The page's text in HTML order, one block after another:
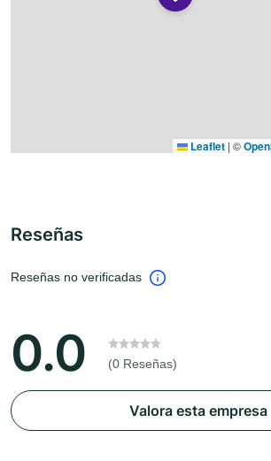
Leaflet | ©
Reseñas
Reseñas no verificadas
0.0 (0 Reseñas)
Valora esta empresa